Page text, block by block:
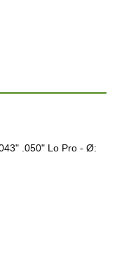
.050" Lo Pro - Ø: